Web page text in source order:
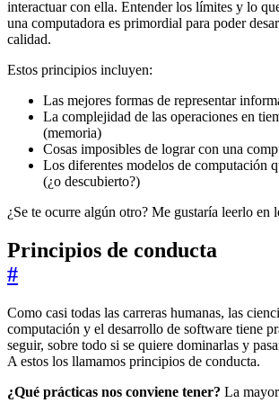
interactuar con ella. Entender los límites y lo
una computadora es primordial para poder
calidad.
Estos principios incluyen:
Las mejores formas de representar
La complejidad de las operaciones en
(memoria)
Cosas imposibles de lograr con una
Los diferentes modelos de computación
(¿o descubierto?)
¿Se te ocurre algún otro? Me gustaría leerlo en
Principios de conducta
#
Como casi todas las carreras humanas, las
computación y el desarrollo de software tiene
seguir, sobre todo si se quiere dominarlas y
A estos los llamamos principios de conducta.
¿Qué prácticas nos conviene tener? La